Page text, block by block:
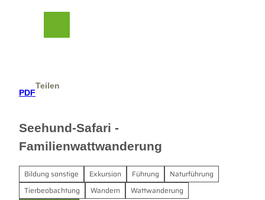
PDF
Teilen
Seehund-Safari -
Familienwattwanderung
Bildung sonstige Exkursion Führung
Naturführung
Tierbeobachtung
Wandern
Wattwanderung